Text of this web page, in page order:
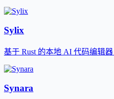
Sylix
基于 Rust 的本地 AI 代码编辑
Synara